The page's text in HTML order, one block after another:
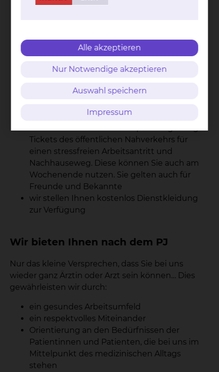
Aufwandentschädigung in Höhe von 855,00
Euro Brutto / Monat
wir bieten Ihnen eine kostenlose Unterkunft
Sie haben freien Zugang zu Internet, E-
unterstützen wir Sie mit Fachliteratur
Tickets des öffentlichen Nahverkehrs für
einen stressfreien Arbeitsantritt und
Nachhauseweg. Diese können Sie auch am
Wochenende nutzen. Sie gelten auch für
Freunde und Bekannte
wir stellen Ihnen kostenlos Dienstkleidung
zur Verfügung
Wir bieten Ihnen nach dem PJ
Nur das kleine Versprechen, dass Sie bei uns
wieder ganz Ärztin oder Arzt sein können… Dies
gewährleisten wir durch:
ein gesundes Arbeitsumfeld
ein respektvolles Miteinander
Orientierung an den Bedürfnissen der
Patientinnen und Patienten, die bei uns im
Mittelpunkt des medizinischen Alltags
stehen
Alle akzeptieren
Nur Notwendige akzeptieren
Auswahl speichern
Impressum